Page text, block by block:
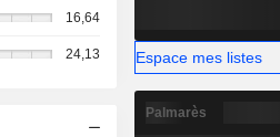
16,64
24,13 Espace mes listes
Palmarès